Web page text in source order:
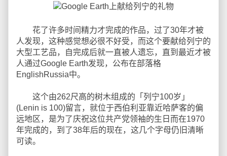
花了许多时间精力才完成的作品，过了30年才被
人发现，这种感觉想必很不好受，而这个要献给列宁的
大型工艺品，自完成后就一直被人遗忘，直到最近才被
人通过Google Earth发现，公布在部落格
EnglishRussia中。
这个由262尺高的树木组成的「列宁100岁」
(Lenin is 100)留言，就位于西伯利亚靠近哈萨客的偏
远地区，是为了庆祝这位共产党领袖的生日而在1970
年完成的，到了38年后的现在，这几个字母仍旧清晰
可读。